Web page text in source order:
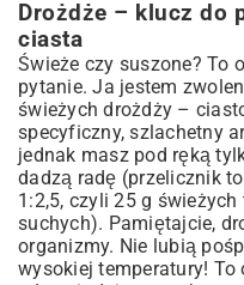
Drożdże – klucz do
ciasta
Świeże czy suszone? To
pytanie. Ja jestem
świeżych drożdży –
specyficzny, szlachetny
jednak masz pod ręką
dadzą radę (przelicznik
1:2,5, czyli 25 g świeżych
suchych). Pamiętajcie,
organizmy. Nie lubią
wysokiej temperatury! To